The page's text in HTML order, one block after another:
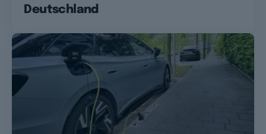
Deutschland